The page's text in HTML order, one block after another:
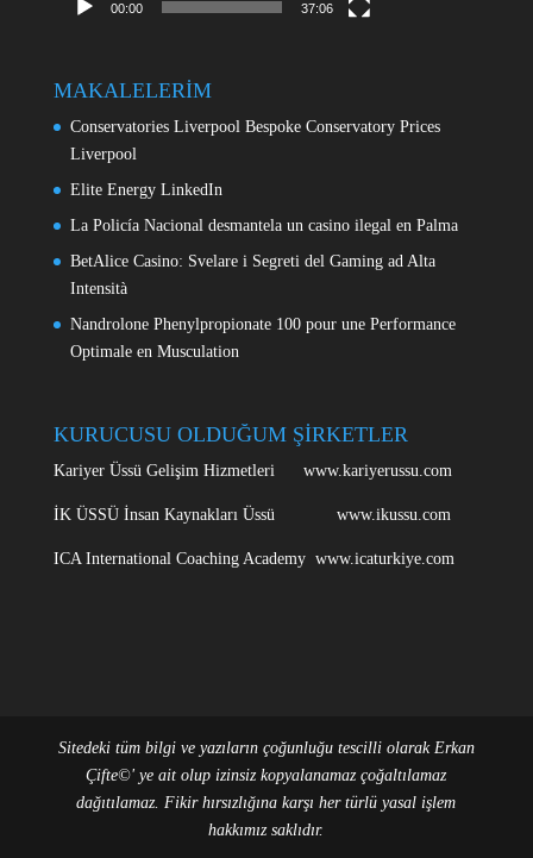
00:00 37:06
MAKALELERİM
Conservatories Liverpool Bespoke Conservatory Prices
Liverpool
Elite Energy LinkedIn
La Policía Nacional desmantela un casino ilegal en Palma
BetAlice Casino: Svelare i Segreti del Gaming ad Alta
Intensità
Nandrolone Phenylpropionate 100 pour une Performance
Optimale en Musculation
KURUCUSU OLDUĞUM ŞİRKETLER
Kariyer Üssü Gelişim Hizmetleri www.kariyerussu.com
İK ÜSSÜ İnsan Kaynakları Üssü www.ikussu.com
ICA International Coaching Academy www.icaturkiye.com
Sitedeki tüm bilgi ve yazıların çoğunluğu tescilli olarak Erkan
Çifte©' ye ait olup izinsiz kopyalanamaz çoğaltılamaz
dağıtılamaz. Fikir hırsızlığına karşı her türlü yasal işlem
hakkımız saklıdır.